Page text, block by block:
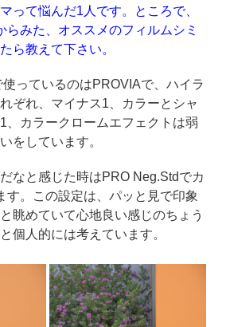
て悩んだ1人です。ところで、
らみた、オススメのフィルムシミ
ら教えて下さい。
使っているのはPROVIAで、ハイラ
ぞれ、マイナス1、カラーとシャ
、カラークロームエフェクトは弱
をしています。
なと感じた時はPRO Neg.Stdでカ
す。この設定は、パッと見で印象
眺めていて心地良い感じのちょう
個人的には考えています。